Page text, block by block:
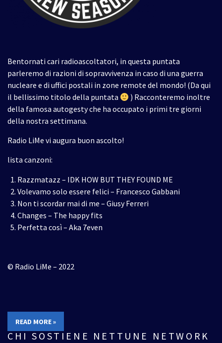
Bentornati cari radioascoltatori, in questa puntata
parleremo di razioni di sopravvivenza in caso di una guerra
nucleare e di uffici postali in zone remote del mondo! (Da qui
il bellissimo titolo della puntata
) Racconteremo inoltre
della famosa autogesty che ha occupato i primi tre giorni
della nostra settimana.
Radio LiMe vi augura buon ascolto!
lista canzoni:
Razzmatazz – IDK HOW BUT THEY FOUND ME
Volevamo solo essere felici – Francesco Gabbani
Non ti scordar mai di me – Giusy Ferreri
Changes – The happy fits
Perfetta così – Aka 7even
© Radio LiMe – 2022
READ MORE »
CHI SOSTIENE NETTUNE NETWORK